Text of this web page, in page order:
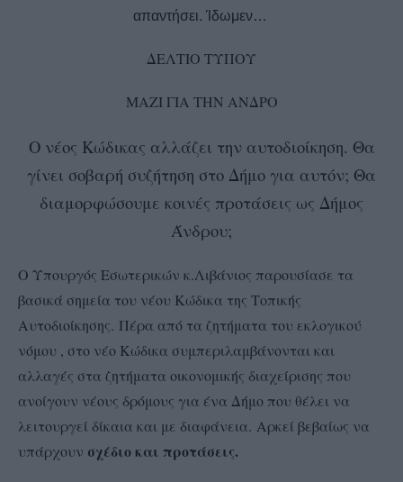
απαντήσει. Ίδωμεν…
ΔΕΛΤΙΟ ΤΥΠΟΥ
ΜΑΖΙ ΓΙΑ ΤΗΝ ΑΝΔΡΟ
Ο νέος Κώδικας αλλάζει την αυτοδιοίκηση. Θα
γίνει σοβαρή συζήτηση στο Δήμο για αυτόν; Θα
διαμορφώσουμε κοινές προτάσεις ως Δήμος
Άνδρου;
Ο Υπουργός Εσωτερικών κ.Λιβάνιος παρουσίασε τα
βασικά σημεία του νέου Κώδικα της Τοπικής
Αυτοδιοίκησης. Πέρα από τα ζητήματα του εκλογικού
νόμου , στο νέο Κώδικα συμπεριλαμβάνονται και
αλλαγές στα ζητήματα οικονομικής διαχείρισης που
ανοίγουν νέους δρόμους για ένα Δήμο που θέλει να
λειτουργεί δίκαια και με διαφάνεια. Αρκεί βεβαίως να
υπάρχουν σχέδιο και προτάσεις.